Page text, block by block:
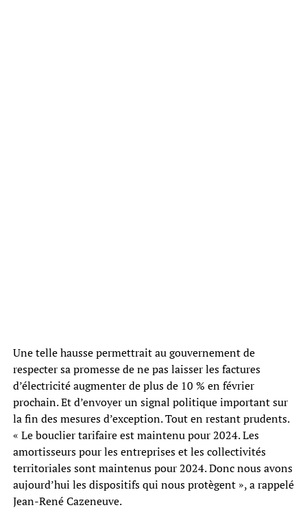
Une telle hausse permettrait au gouvernement de
respecter sa promesse de ne pas laisser les factures
d’électricité augmenter de plus de 10 % en février
prochain. Et d’envoyer un signal politique important sur
la fin des mesures d’exception. Tout en restant prudents.
« Le bouclier tarifaire est maintenu pour 2024. Les
amortisseurs pour les entreprises et les collectivités
territoriales sont maintenus pour 2024. Donc nous avons
aujourd’hui les dispositifs qui nous protègent », a rappelé
Jean-René Cazeneuve.